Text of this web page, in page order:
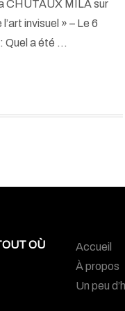
CHUTAUX MILA sur
invisuel » – Le 6
Quel a été …
OÙ
Accueil
À propos
Un peu